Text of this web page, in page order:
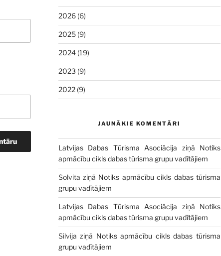
2026(6)
2025(9)
2024(19)
2023 (9)
2022(9)
JAUNĀKIE KOMENTĀRI
Latvijas Dabas Tūrisma Asociācija ziņā Notiks
apmācību cikls dabas tūrisma grupu vadītājiem
Solvita ziņā Notiks apmācību cikls dabas tūrisma
grupu vadītājiem
Latvijas Dabas Tūrisma Asociācija ziņā Notiks
apmācību cikls dabas tūrisma grupu vadītājiem
Silvija ziņā Notiks apmācību cikls dabas tūrisma
grupu vadītājiem